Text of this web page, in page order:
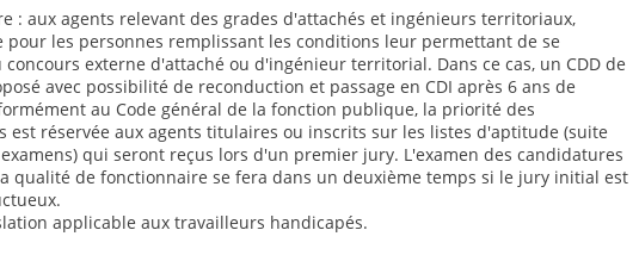
: aux agents relevant des grades d'attachés et ingénieurs territoriaux,
pour les personnes remplissant les conditions leur permettant de se
concours externe d'attaché ou d'ingénieur territorial. Dans ce cas, un CDD de
avec possibilité de reconduction et passage en CDI après 6 ans de
au Code général de la fonction publique, la priorité des
est réservée aux agents titulaires ou inscrits sur les listes d'aptitude (suite
qui seront reçus lors d'un premier jury. L'examen des candidatures
qualité de fonctionnaire se fera dans un deuxième temps si le jury initial est
applicable aux travailleurs handicapés.